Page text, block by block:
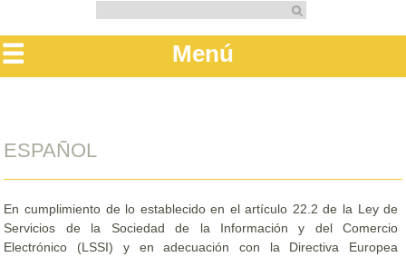
Menú
ESPAÑOL
En cumplimiento de lo establecido en el artículo 22.2 de la Ley de
Servicios de la Sociedad de la Información y del Comercio
Electrónico (LSSI) y en adecuación con la Directiva Europea